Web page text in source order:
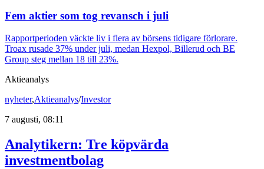
Fem aktier som tog revansch i juli
Rapportperioden väckte liv i flera av börsens tidigare förlorare.
Troax rusade 37% under juli, medan Hexpol, Billerud och BE
Group steg mellan 18 till 23%.
Aktieanalys
nyheter,Aktieanalys/Investor
7 augusti, 08:11
Analytikern: Tre köpvärda
investmentbolag